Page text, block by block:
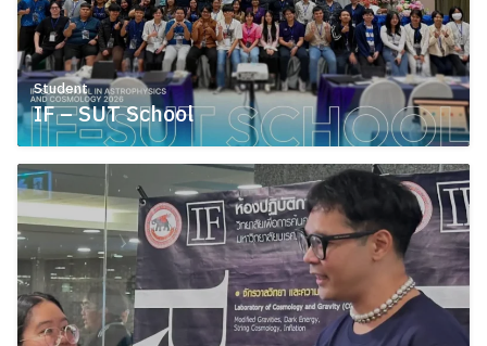
Student
IF – SUT School
June 9, 2026